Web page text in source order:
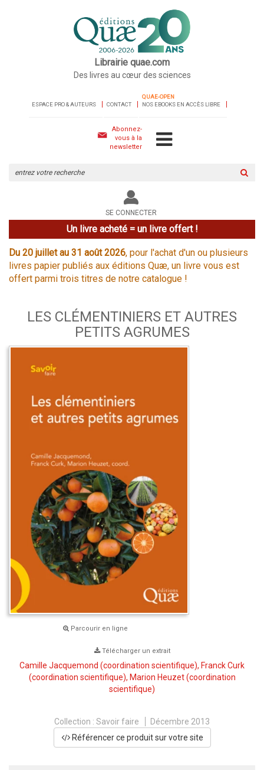
Librairie quae.com
Des livres au cœur des sciences
ESPACE PRO & AUTEURS CONTACT
QUAE-OPEN
NOS EBOOKS EN ACCÈS LIBRE
Abonnez-
vous à la
newsletter
le
site
SE CONNECTER
Un livre acheté = un livre offert !
Du 20 juillet au 31 août 2026, pour l'achat d'un ou plusieurs
livres papier publiés aux éditions Quæ, un livre vous est
offert parmi trois titres de notre catalogue !
LES CLÉMENTINIERS ET AUTRES
PETITS AGRUMES
Parcourir en ligne
Télécharger un extrait
Camille Jacquemond (coordination scientifique), Franck Curk
(coordination scientifique), Marion Heuzet(coordination
scientifique)
Collection : Savoir faire
Décembre 2013
Référencer ce produit sur votre site